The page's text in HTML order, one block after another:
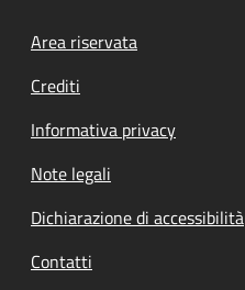
Footer menu
Area riservata
Crediti
Informativa privacy
Note legali
Dichiarazione di accessibilità
Contatti